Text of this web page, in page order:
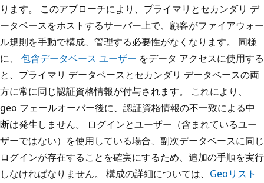
ります。 このアプローチにより、プライマリとセカンダリ デ
ータベースをホストするサーバー上で、顧客がファイアウォー
ル規則を手動で構成、管理する必要性がなくなります。 同様
に、 包含データベース ユーザー をデータ アクセスに使用する
と、プライマリ データベースとセカンダリ データベースの両
方に常に同じ認証資格情報が付与されます。 これにより、
geo フェールオーバー後に、認証資格情報の不一致による中
断は発生しません。 ログインとユーザー（含まれているユー
ザーではない）を使用している場合、副次データベースに同じ
ログインが存在することを確実にするため、追加の手順を実行
しなければなりません。 構成の詳細については、 Geoリスト